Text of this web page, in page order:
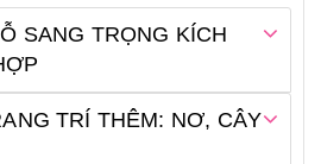
SANG TRỌNG KÍCH
TRÍ THÊM: NƠ, CÂY